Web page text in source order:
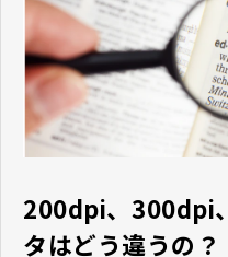
200dpi、300dpi
タはどう違うの